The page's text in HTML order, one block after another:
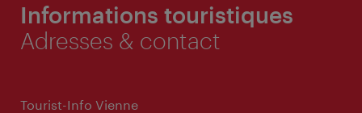
Informations touristiques
Adresses & contact
Tourist-Info Vienne